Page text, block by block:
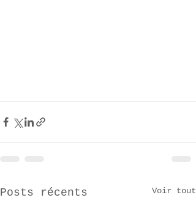
Posts récents Voir tout